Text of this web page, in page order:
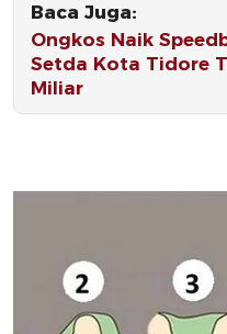
Baca Juga:
Ongkos Naik
Setda Kota Tidore
Miliar